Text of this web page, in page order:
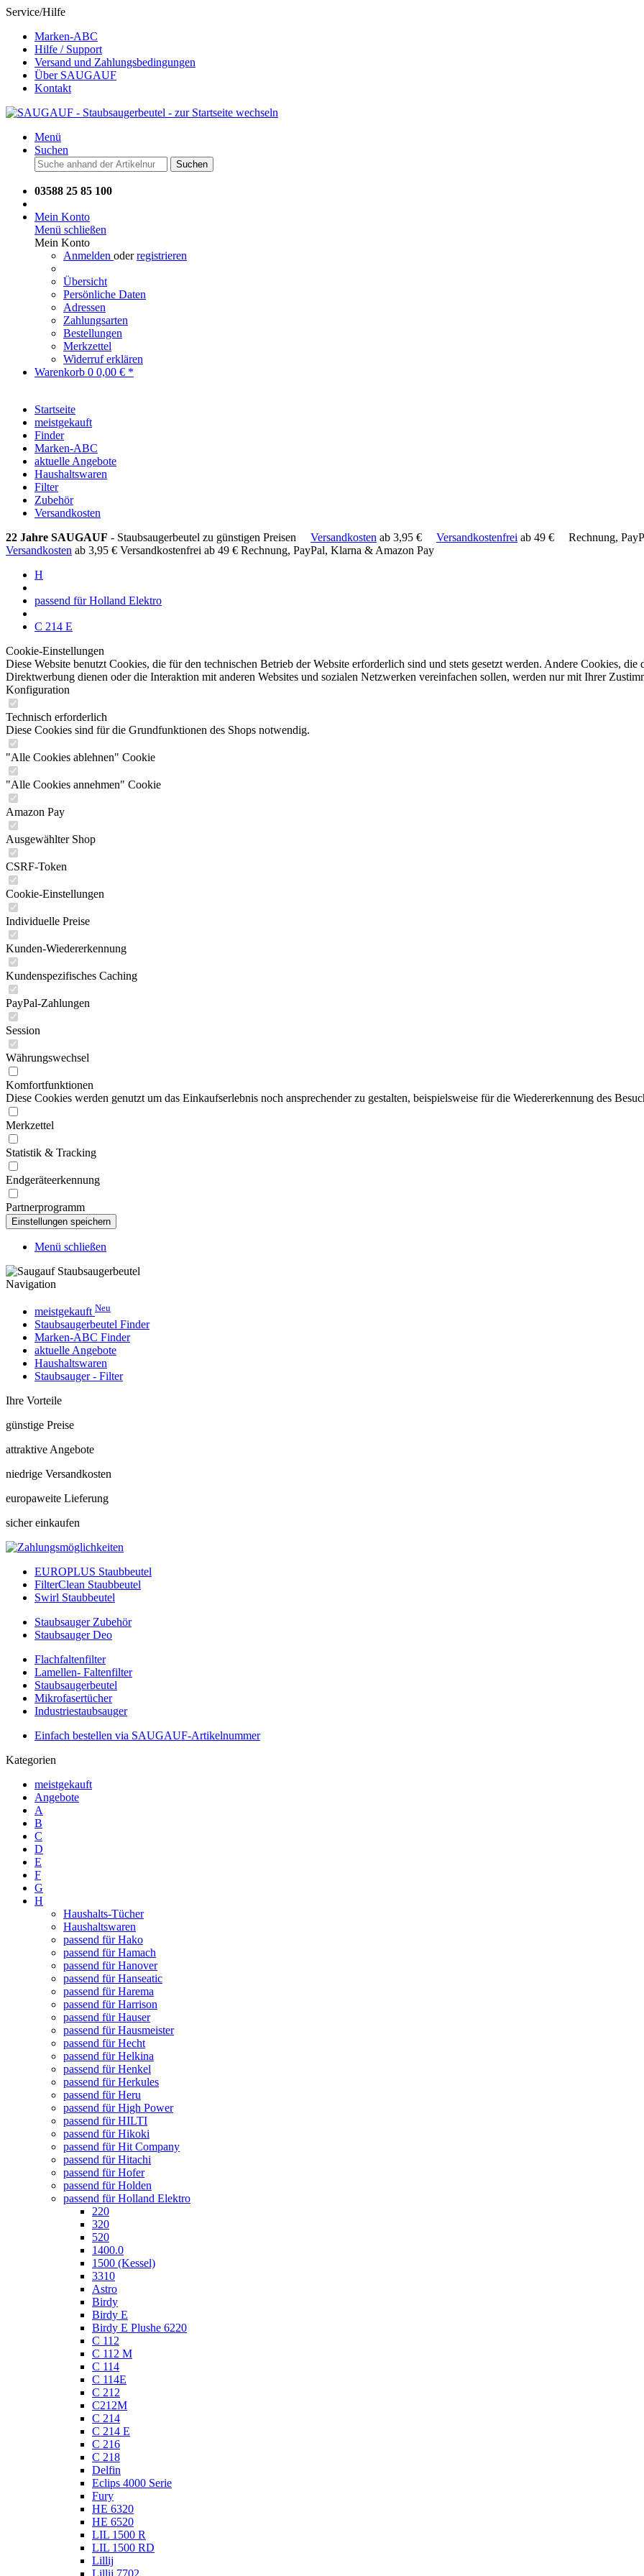
Service/Hilfe
Marken-ABC
Hilfe / Support
Versand und Zahlungsbedingungen
Über SAUGAUF
Kontakt
Menü
Suchen
Suchen
03588 25 85 100
Mein Konto
Menü schließen
Mein Konto
Anmelden oderregistrieren
Übersicht
Persönliche Daten
Adressen
Zahlungsarten
Bestellungen
Merkzettel
Widerruf erklären
Warenkorb 0 0,00 € *
Startseite
meistgekauft
Finder
Marken-ABC
aktuelle Angebote
Haushaltswaren
Filter
Zubehör
Versandkosten
22 Jahre SAUGAUF - Staubsaugerbeutel zu günstigen Preisen Versandkosten ab 3,95 € Versandkostenfrei ab 49 €
Rechnung,
Versandkosten ab 3,95 € Versandkostenfrei ab 49 € Rechnung, PayPal, Klarna & Amazon Pay
H
passend für Holland Elektro
C 214 E
Cookie-Einstellungen
Diese Website benutzt Cookies, die für den technischen Betrieb der Website erforderlich sind und stets gesetzt werden. Andere Cookies,
Direktwerbung dienen oder die Interaktion mit anderen Websites und sozialen Netzwerken vereinfachen sollen, werden nur mit Ihrer
Konfiguration
Technisch erforderlich
Diese Cookies sind für die Grundfunktionen des Shops notwendig.
"Alle Cookies ablehnen" Cookie
"Alle Cookies annehmen" Cookie
Amazon Pay
Ausgewählter Shop
CSRF-Token
Cookie-Einstellungen
Individuelle Preise
Kunden-Wiedererkennung
Kundenspezifisches Caching
PayPal-Zahlungen
Session
Währungswechsel
Komfortfunktionen
Diese Cookies werden genutzt um das Einkaufserlebnis noch ansprechender zu gestalten, beispielsweise für die Wiedererkennung des
Merkzettel
Statistik & Tracking
Endgeräteerkennung
Partnerprogramm
Menü schließen
Navigation
meistgekauft Neu
Staubsaugerbeutel Finder
Marken-ABC Finder
aktuelle Angebote
Haushaltswaren
Staubsauger - Filter
Ihre Vorteile
günstige Preise
attraktive Angebote
niedrige Versandkosten
europaweite Lieferung
sicher einkaufen
EUROPLUS Staubbeutel
FilterClean Staubbeutel
Swirl Staubbeutel
Staubsauger Zubehör
Staubsauger Deo
Flachfaltenfilter
Lamellen- Faltenfilter
Staubsaugerbeutel
Mikrofasertücher
Industriestaubsauger
Einfach bestellen via SAUGAUF-Artikelnummer
Kategorien
meistgekauft
Angebote
A
B
C
D
E
F
G
H
Haushalts-Tücher
Haushaltswaren
passend für Hako
passend für Hamach
passend für Hanover
passend für Hanseatic
passend für Harema
passend für Harrison
passend für Hauser
passend für Hausmeister
passend für Hecht
passend für Helkina
passend für Henkel
passend für Herkules
passend für Heru
passend für High Power
passend für HILTI
passend für Hikoki
passend für Hit Company
passend für Hitachi
passend für Hofer
passend für Holden
passend für Holland Elektro
220
320
520
1400.0
1500 (Kessel)
3310
Astro
Birdy
Birdy E
Birdy E Plushe 6220
C 112
C 112 M
C 114
C 114E
C 212
C212M
C 214
C 214 E
C 216
C 218
Delfin
Eclips 4000 Serie
Fury
HE 6320
HE 6520
LIL 1500 R
LIL 1500 RD
Lillij